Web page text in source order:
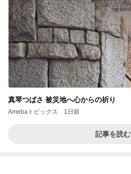
真琴つばさ 被災地へ心からの祈り
Amebaトピックス 1日前
記事を読む